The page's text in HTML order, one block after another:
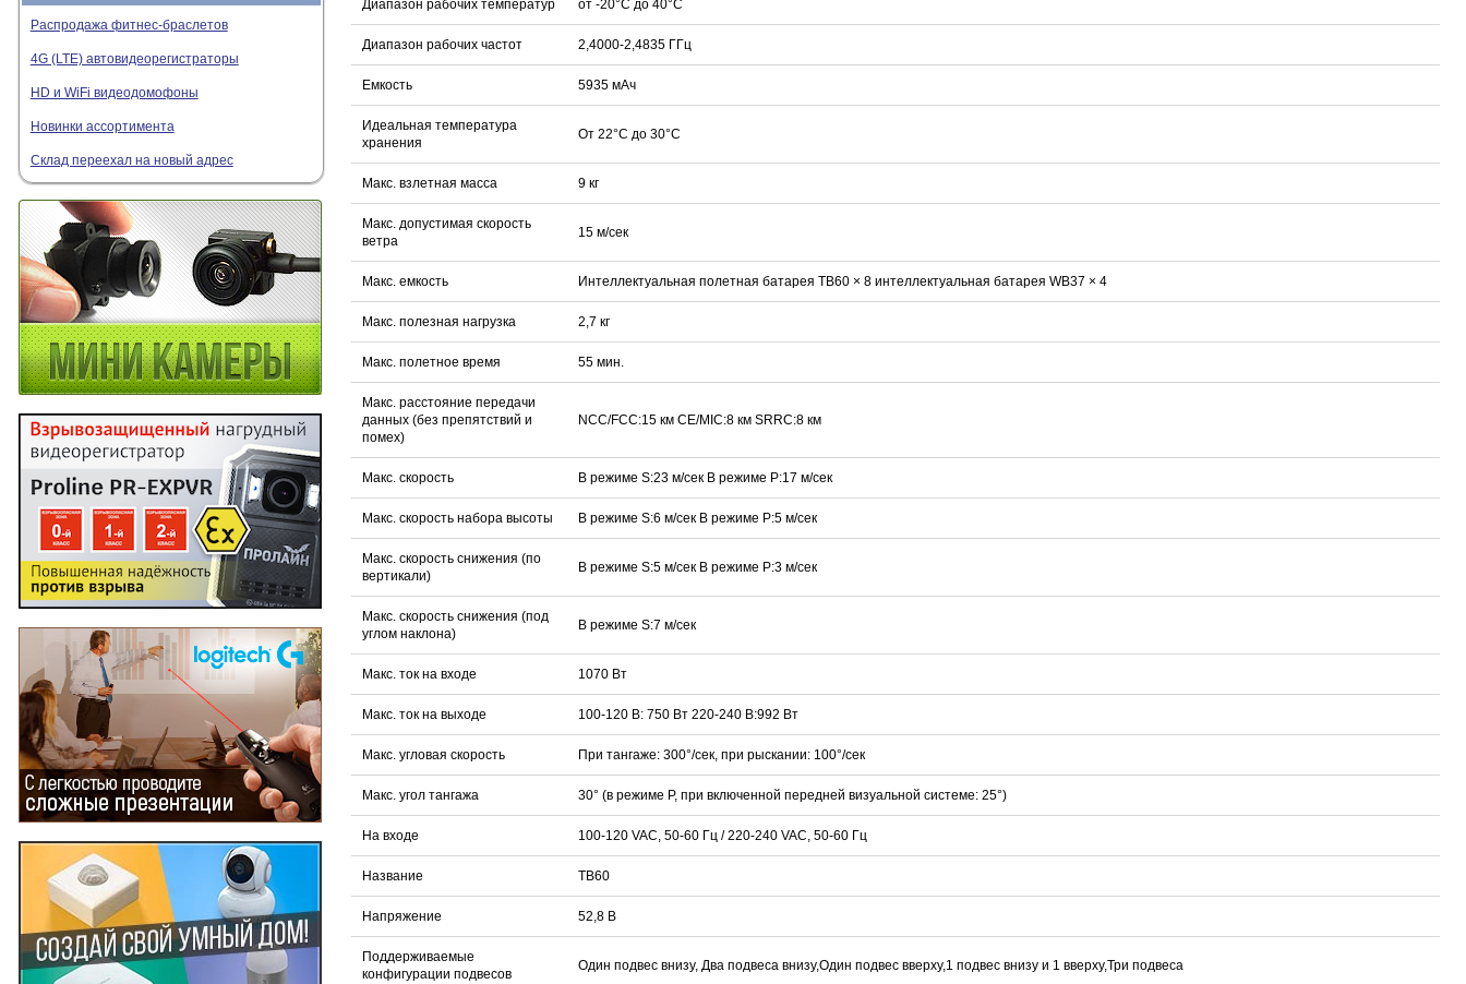
Распродажа фитнес-браслетов
4G (LTE) автовидеорегистраторы
HD и WiFi видеодомофоны
Новинки ассортимента
Склад переехал на новый адрес
Диапазон рабочих температур от -20°C до 40°C
Диапазон рабочих частот 2,4000-2,4835 ГГц
Емкость 5935 мАч
Идеальная температура
хранения
От 22°C до 30°C
Макс. взлетная масса 9 кг
Макс. допустимая скорость
ветра
15 м/сек
Макс. емкость Интеллектуальная полетная батарея TB60 × 8 интеллектуальная батарея WB37 × 4
Макс. полезная нагрузка 2,7 кг
Макс. полетное время 55 мин.
Макс. расстояние передачи
данных (без препятствий и
помех)
NCC/FCC:15 км CE/MIC:8 км SRRC:8 км
Макс. скорость В режиме S:23 м/сек В режиме P:17 м/сек
Макс. скорость набора высоты В режиме S:6 м/сек В режиме P:5 м/сек
Макс. скорость снижения (по
вертикали)
В режиме S:5 м/сек В режиме P:3 м/сек
Макс. скорость снижения (под
углом наклона)
В режиме S:7 м/сек
Макс. ток на входе 1070 Вт
Макс. ток на выходе 100-120 В: 750 Вт 220-240 В:992 Вт
Макс. угловая скорость При тангаже: 300°/сек, при рыскании: 100°/сек
Макс. угол тангажа 30° (в режиме P, при включенной передней визуальной системе: 25°)
На входе 100-120 VAC, 50-60 Гц / 220-240 VAC, 50-60 Гц
Название TB60
Напряжение 52,8 В
Поддерживаемые
конфигурации подвесов
Один подвес внизу, Два подвеса внизу,Один подвес вверху,1 подвес внизу и 1 вверху,Три подвеса